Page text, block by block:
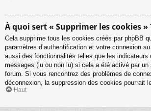
À quoi sert « Supprimer les cookies »
Cela supprime tous les cookies créés par phpBB
paramètres d’authentification et votre connexion
aussi des fonctionnalités telles que les indicateurs
messages (lu ou non lu) si cela a été activé par un
forum. Si vous rencontrez des problèmes de
déconnexion, la suppression des cookies pourrait
Haut